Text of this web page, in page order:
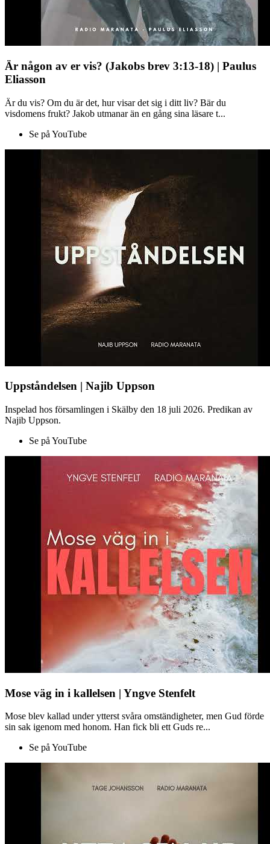
Är någon av er vis? (Jakobs brev 3:13-18) | Paulus
Eliasson
Är du vis? Om du är det, hur visar det sig i ditt liv? Bär du
visdomens frukt? Jakob utmanar än en gång sina läsare t...
Se på YouTube
Uppståndelsen | Najib Uppson
Inspelad hos församlingen i Skälby den 18 juli 2026. Predikan av
Najib Uppson.
Se på YouTube
Mose väg in i kallelsen | Yngve Stenfelt
Mose blev kallad under ytterst svåra omständigheter, men Gud förde
sin sak igenom med honom. Han fick bli ett Guds re...
Se på YouTube